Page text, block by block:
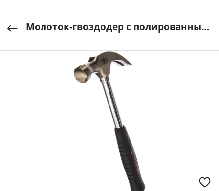
Молоток-гвоздодер с полированным бойком, металлическая ручка TRUPER арт. 16700